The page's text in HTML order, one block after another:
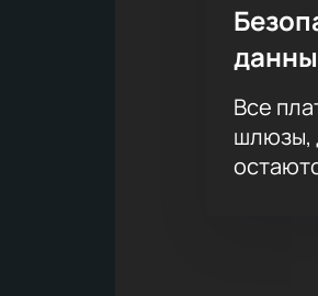
Все
шлюзы,